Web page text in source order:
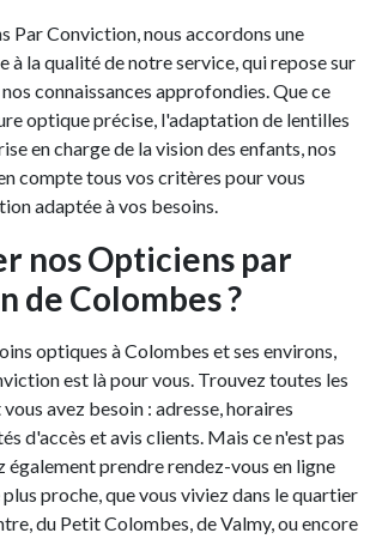
Par Conviction, nous accordons une
à la qualité de notre service, qui repose sur
connaissances approfondies. Que ce
optique précise, l'adaptation de lentilles
en charge de la vision des enfants, nos
compte tous vos critères pour vous
adaptée à vos besoins.
nos Opticiens par
de Colombes ?
optiques à Colombes et ses environs,
est là pour vous. Trouvez toutes les
avez besoin : adresse, horaires
d'accès et avis clients. Mais ce n'est pas
également prendre rendez-vous en ligne
proche, que vous viviez dans le quartier
du Petit Colombes, de Valmy, ou encore